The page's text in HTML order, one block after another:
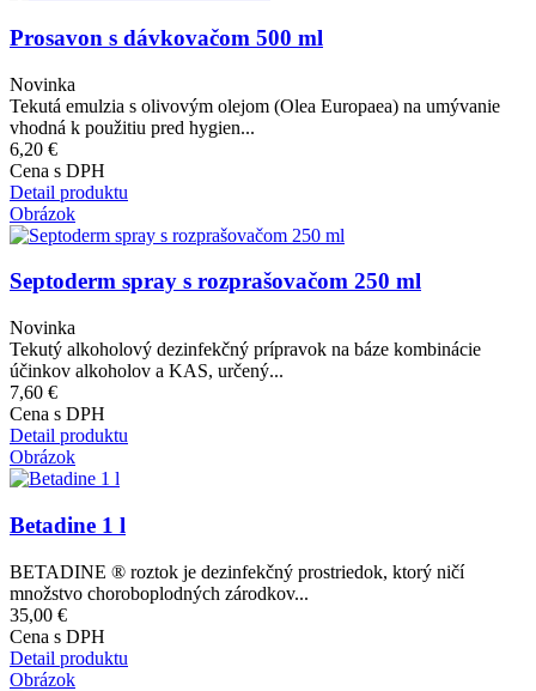
Prosavon s dávkovačom 500 ml
Novinka
Tekutá emulzia s olivovým olejom (Olea Europaea) na umývanie
vhodná k použitiu pred hygien...
6,20 €
Cena s DPH
Detail produktu
Obrázok
Septoderm spray s rozprašovačom 250 ml
Novinka
Tekutý alkoholový dezinfekčný prípravok na báze kombinácie
účinkov alkoholov a KAS, určený...
7,60 €
Cena s DPH
Detail produktu
Obrázok
Betadine 1 l
BETADINE ® roztok je dezinfekčný prostriedok, ktorý ničí
množstvo choroboplodných zárodkov...
35,00 €
Cena s DPH
Detail produktu
Obrázok